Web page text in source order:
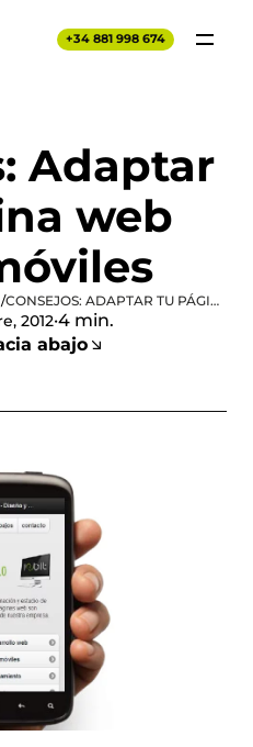
+34 881 998 674
Adaptar
web
/ CONSEJOS: ADAPTAR TU PÁGINA WEB PARA MÓVILES
2012·4 min.
abajo